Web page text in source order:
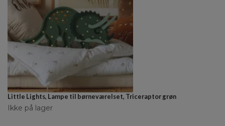
Little Lights, Lampe til børneværelset, Triceraptor grøn
Ikke på lager